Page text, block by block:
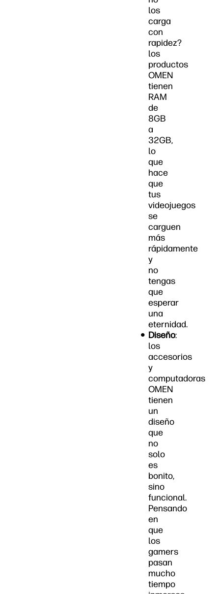
los
carga
con
rapidez?
los
productos
OMEN
tienen
RAM
de
8GB
a
32GB,
lo
que
hace
que
tus
videojuegos
se
carguen
más
rápidamente
y
no
tengas
que
esperar
una
eternidad.
Diseño:
los
accesorios
y
computadoras
OMEN
tienen
un
diseño
que
no
solo
es
bonito,
sino
funcional.
Pensando
en
que
los
gamers
pasan
mucho
tiempo